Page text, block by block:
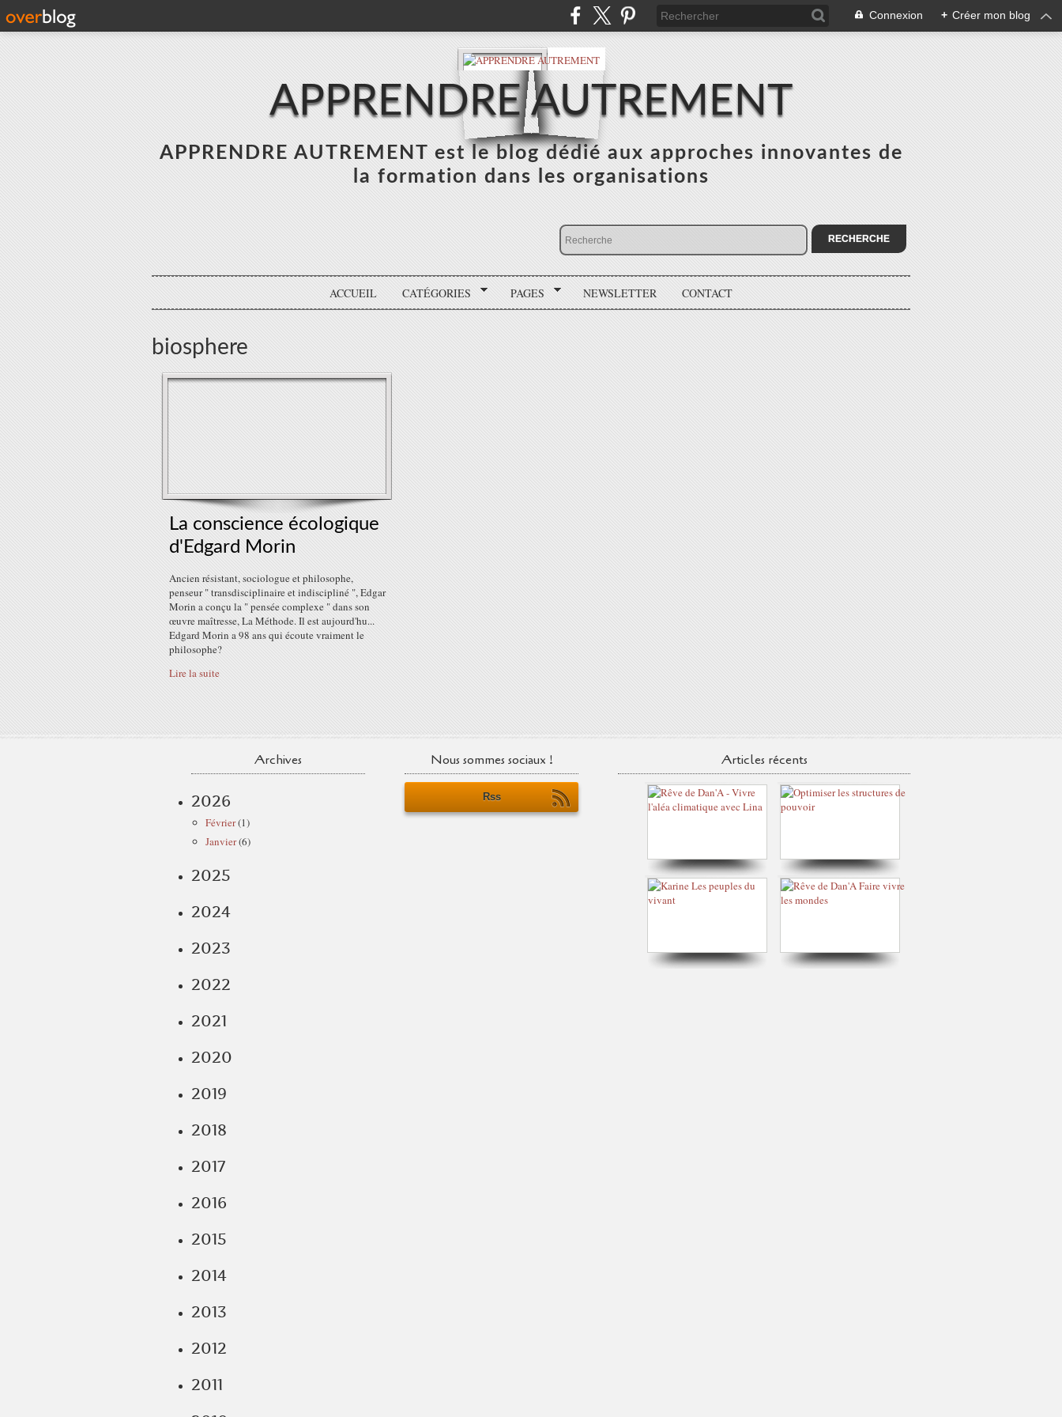
Connexion + Créer mon blog
APPRENDRE AUTREMENT
APPRENDRE AUTREMENT est le blog dédié aux approches innovantes de
la formation dans les organisations
ACCUEIL CATÉGORIES PAGES NEWSLETTER CONTACT
biosphere
La conscience écologique
d'Edgard Morin
Ancien résistant, sociologue et philosophe,
penseur " transdisciplinaire et indiscipliné ", Edgar
Morin a conçu la " pensée complexe " dans son
œuvre maîtresse, La Méthode. Il est aujourd'hu...
Edgard Morin a 98 ans qui écoute vraiment le
philosophe?
Lire la suite
Archives
2026
Février(1)
Janvier(6)
2025
2024
2023
2022
2021
2020
2019
2018
2017
2016
2015
2014
2013
2012
2011
Nous sommes sociaux !
Rss
Articles récents